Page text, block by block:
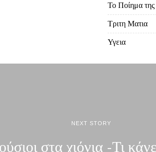
Το Ποίημα
Τριτη Ματια
Υγεια
NEXT STORY
στα χιόνια -Τι